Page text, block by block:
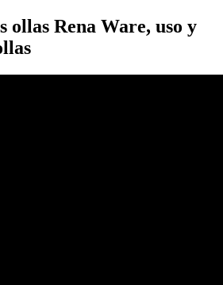
ollas Rena Ware, uso y